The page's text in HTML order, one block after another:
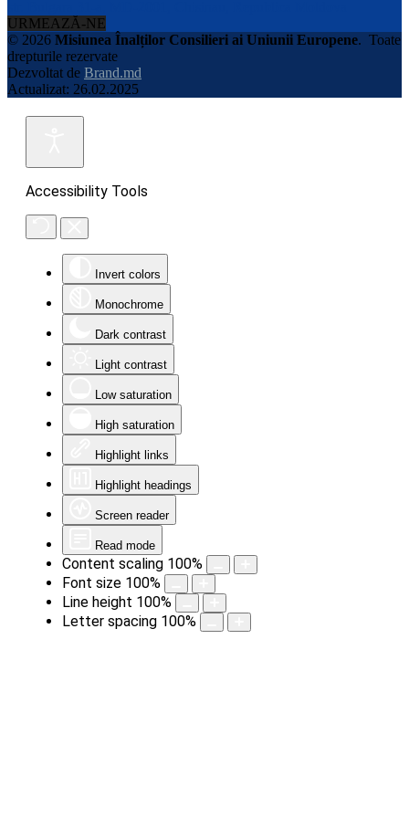
URMEAZĂ-NE
© 2026 Misiunea Înalților Consilieri ai Uniunii Europene. Toate
drepturile rezervate
Dezvoltat de Brand.md
Actualizat: 26.02.2025
Accessibility Tools
Invert colors
Monochrome
Dark contrast
Light contrast
Low saturation
High saturation
Highlight links
Highlight headings
Screen reader
Read mode
Content scaling 100%
Font size 100%
Line height 100%
Letter spacing 100%